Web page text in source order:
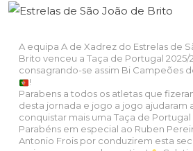
A equipa A de Xadrez do Estrelas de
Brito venceu a Taça de Portugal 2025/
consagrando-se assim Bi Campeões
!
Parabens a todos os atletas que
desta jornada e jogo a jogo ajudaram
conquistar mais uma Taça de Portugal
Parabéns em especial ao Ruben
Antonio Frois por conduzirem esta